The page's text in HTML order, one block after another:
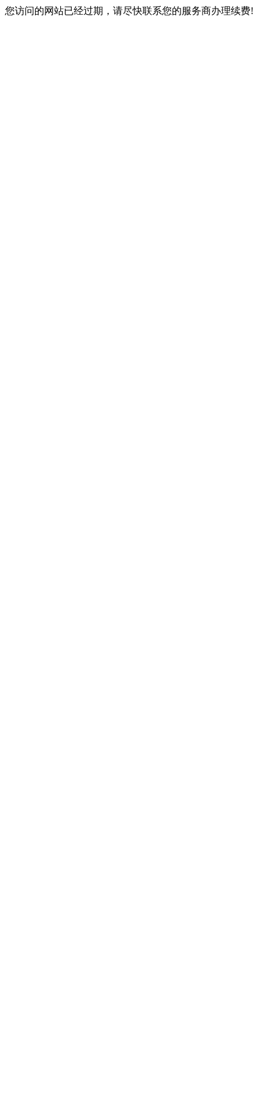
您访问的网站已经过期，请尽快联系您的服务商办理续费!